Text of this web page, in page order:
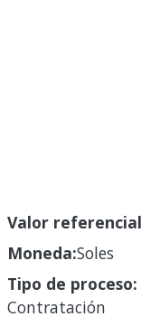
Valor
Moneda:Soles
Tipo de proceso:
Contratación